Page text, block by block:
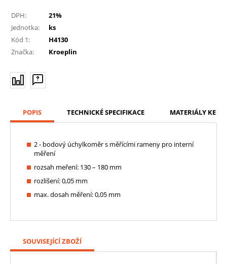
DPH:
21%
Jednotka:
ks
Kód 1:
H4130
Značka:
Kroeplin
POPIS TECHNICKÉ SPECIFIKACE MATERIÁLY KE
2 - bodový úchylkoměr s měřícími rameny pro interní
měření
rozsah meření: 130 – 180 mm
rozlišení: 0,05 mm
max. dosah měření: 0,05 mm
SOUVISEJÍCÍ ZBOŽÍ